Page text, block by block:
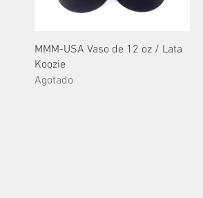
Vista rápida
MMM-USA Vaso de 12 oz / Lata
Koozie
Agotado